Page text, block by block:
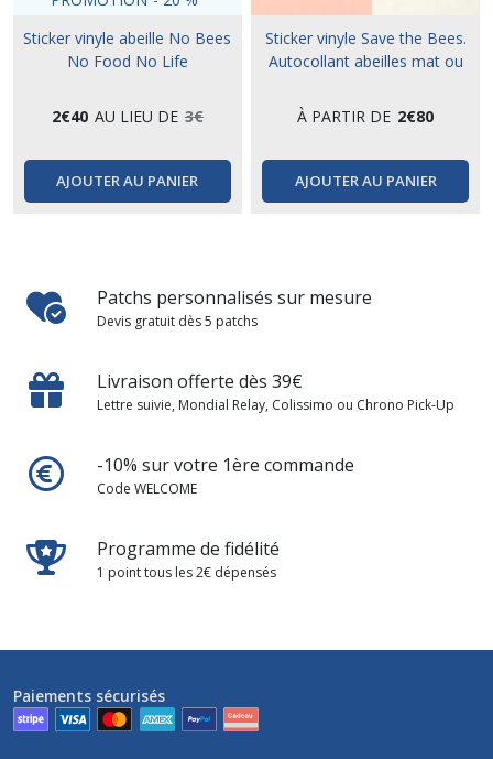
Sticker vinyle abeille No Bees
No Food No Life
2€40 AU LIEU DE 3€
AJOUTER AU PANIER
Sticker vinyle Save the Bees.
Autocollant abeilles mat ou
À PARTIR DE 2€80
AJOUTER AU PANIER
Patchs personnalisés sur mesure
Devis gratuit dès 5 patchs
Livraison offerte dès 39€
Lettre suivie, Mondial Relay, Colissimo ou Chrono Pick-Up
-10% sur votre 1ère commande
Code WELCOME
Programme de fidélité
1 point tous les 2€ dépensés
Paiements sécurisés